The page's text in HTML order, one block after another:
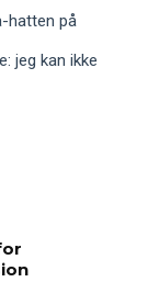
hatten på
jeg kan ikke